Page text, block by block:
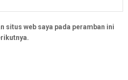
situs web saya pada peramban ini